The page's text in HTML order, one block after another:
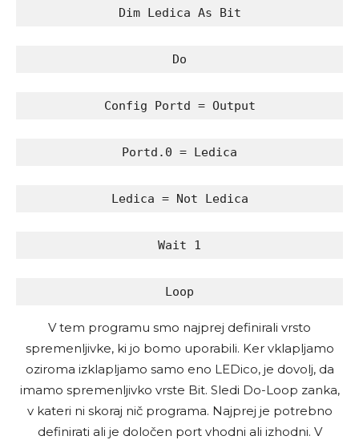
Dim Ledica As Bit
Do
Config Portd = Output
Portd.0 = Ledica
Ledica = Not Ledica
Wait 1
Loop
V tem programu smo najprej definirali vrsto
spremenljivke, ki jo bomo uporabili. Ker vklapljamo
oziroma izklapljamo samo eno LEDico, je dovolj, da
imamo spremenljivko vrste Bit. Sledi Do-Loop zanka,
v kateri ni skoraj nič programa. Najprej je potrebno
definirati ali je določen port vhodni ali izhodni. V